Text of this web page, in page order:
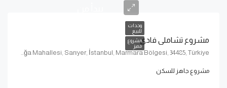
وحدات
للبيع
مشروع
مميز
مشروع تشاملي فادي
مشروع جاهز للسكن